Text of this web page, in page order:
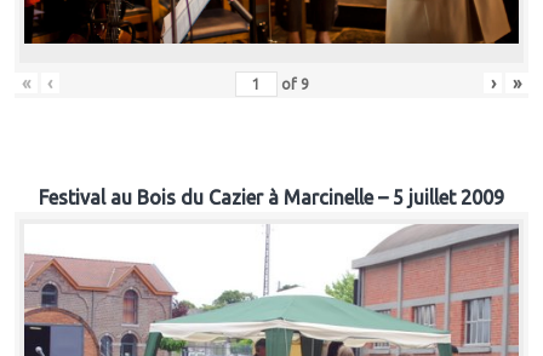
« ‹ of 9 › »
Festival au Bois du Cazier à Marcinelle – 5 juillet 2009